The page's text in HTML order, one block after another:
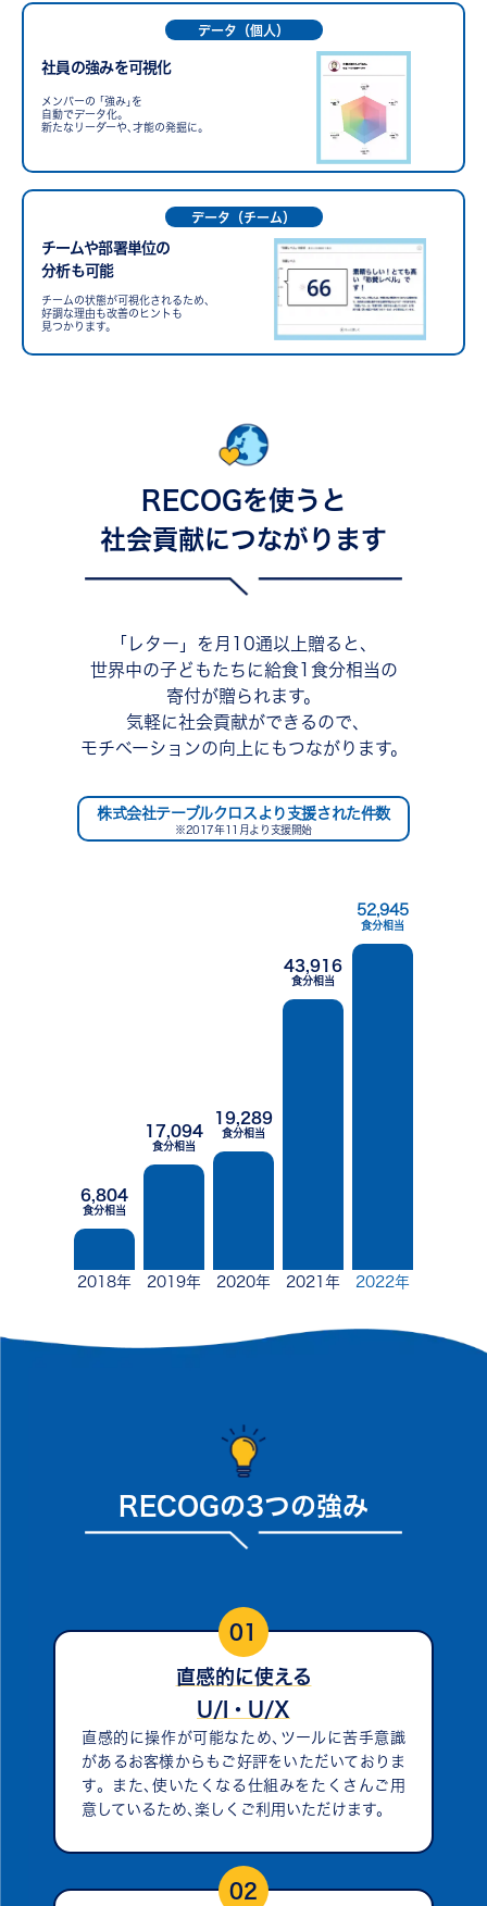
データ（個人）
社員の強みを可視化
メンバーの ｢強み｣を
自動でデータ化。
新たなリーダーや､才能の発掘に。
データ（チーム）
チームや部署単位の
分析も可能
チームの状態が可視化されるため､
好調な理由も改善のヒントも
見つかります。
RECOGを使うと
社会貢献につながります
｢レター」を月10通以上贈ると､
世界中の子どもたちに給食1食分相当の
寄付が贈られます。
気軽に社会貢献ができるので､
モチベーションの向上にもつながります。
株式会社テーブルクロスより支援された件数
※2017年11月より支援開始
6,804
食分相当
2018年
17,094
食分相当
2019年
19,289
食分相当
2020年
43,916
食分相当
2021 年
52,945
食分相当
2022年
RECOGの3つの強み
01
直感的に使える
U/I・U/X
直感的に操作が可能なため､ツールに苦手意識
があるお客様からもご好評をいただいておりま
す。また､使いたくなる仕組みをたくさんご用
意しているため､楽しくご利用いただけます。
02